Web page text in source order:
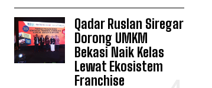
Qadar Ruslan Siregar
Dorong UMKM
Bekasi Naik Kelas
Lewat Ekosistem
Franchise